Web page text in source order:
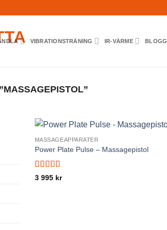
VIBRATIONSTRÄNING IR-VÄRME BLOGG
MASSAGEAPPARATER
Power Plate Pulse – Massagepistol
Betygsatt
3 995 kr